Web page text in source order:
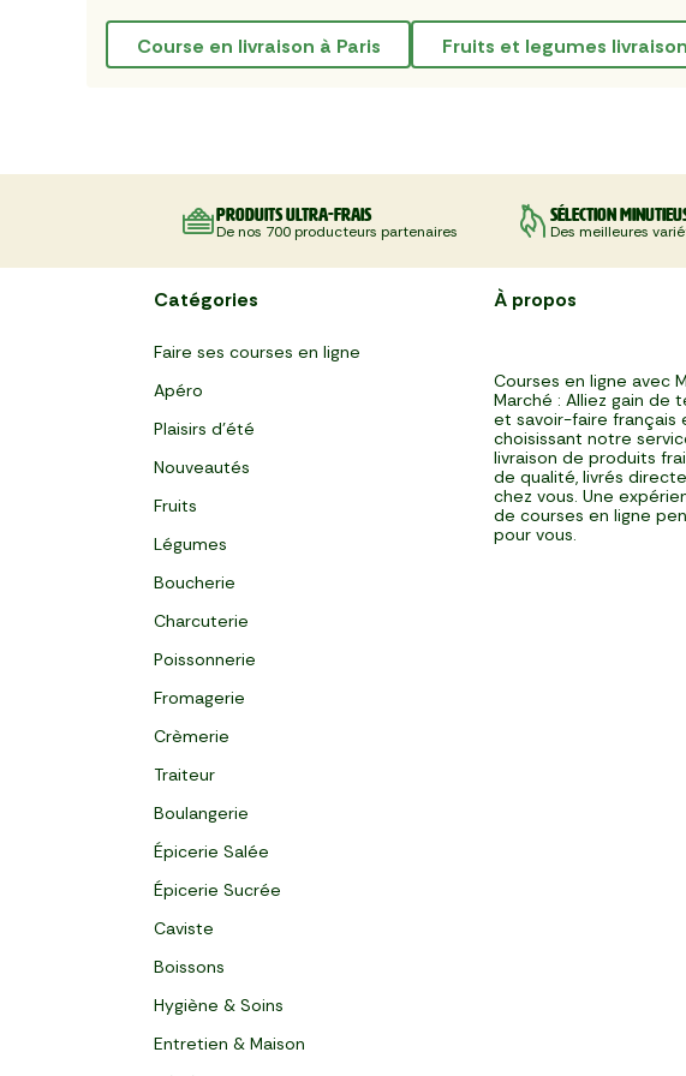
course en livraison à Paris fruits et legumes livraison
Produits ultra-frais
De nos 700 producteurs partenaires
Sélection
Des meilleures
Catégories
Faire ses courses en ligne
Apéro
Plaisirs d'été
Nouveautés
Fruits
Légumes
Boucherie
Charcuterie
Poissonnerie
Fromagerie
Crèmerie
Traiteur
Boulangerie
Épicerie Salée
Épicerie Sucrée
Caviste
Boissons
Hygiène & Soins
Entretien & Maison
À propos
Courses en ligne avec
Marché : Alliez gain de
et savoir-faire français
choisissant notre
livraison de produits
de qualité, livrés
chez vous. Une
de courses en ligne
pour vous.